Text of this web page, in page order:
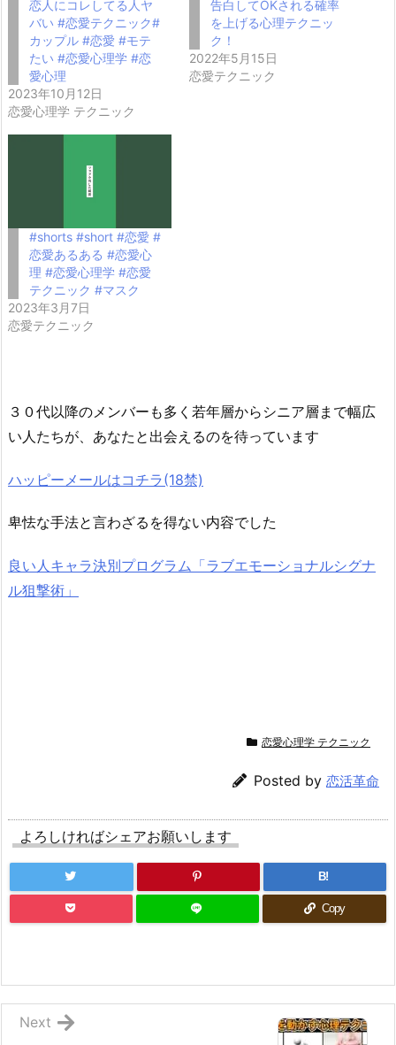
恋人にコレしてる人ヤ
バい #恋愛テクニック#
カップル #恋愛 #モテ
たい #恋愛心理学 #恋
愛心理
2023年10月12日
恋愛心理学 テクニック
告白してOKされる確率
を上げる心理テクニッ
ク！
2022年5月15日
恋愛テクニック
#shorts #short #恋愛 #
恋愛あるある #恋愛心
理 #恋愛心理学 #恋愛
テクニック #マスク
2023年3月7日
恋愛テクニック
３０代以降のメンバーも多く若年層からシニア層まで幅広
い人たちが、あなたと出会えるのを待っています
ハッピーメールはコチラ(18禁)
卑怯な手法と言わざるを得ない内容でした
良い人キャラ決別プログラム「ラブエモーショナルシグナ
ル狙撃術」
恋愛心理学 テクニック
Posted by 恋活革命
よろしければシェアお願いします
B!
Copy
Next